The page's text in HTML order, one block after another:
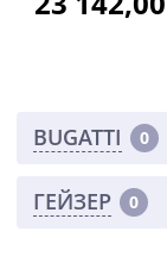
BUGATTI 0
ГЕЙЗЕР 0